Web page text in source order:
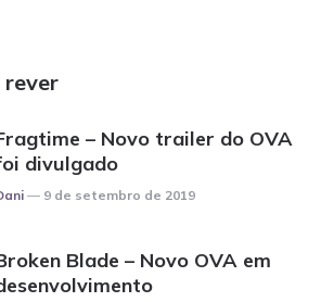
rever
– Novo trailer do OVA
divulgado
9 de setembro de 2019
Blade – Novo OVA em